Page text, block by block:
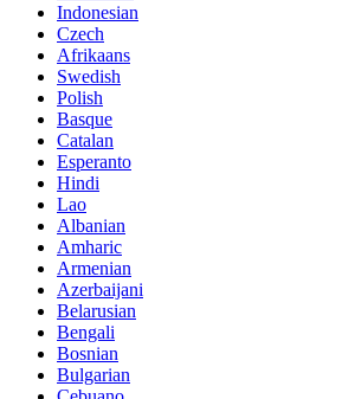
Indonesian
Czech
Afrikaans
Swedish
Polish
Basque
Catalan
Esperanto
Hindi
Lao
Albanian
Amharic
Armenian
Azerbaijani
Belarusian
Bengali
Bosnian
Bulgarian